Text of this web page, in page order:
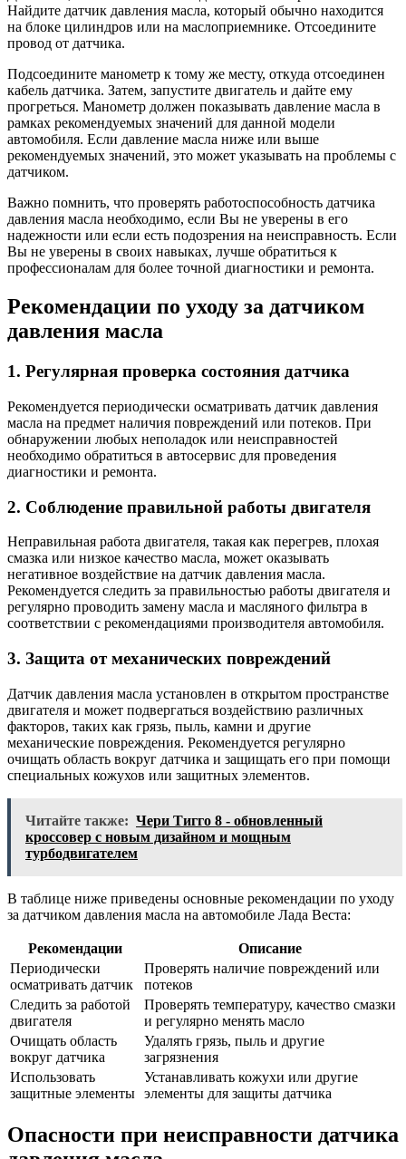
Найдите датчик давления масла, который обычно находится
на блоке цилиндров или на маслоприемнике. Отсоедините
провод от датчика.
Подсоедините манометр к тому же месту, откуда отсоединен
кабель датчика. Затем, запустите двигатель и дайте ему
прогреться. Манометр должен показывать давление масла в
рамках рекомендуемых значений для данной модели
автомобиля. Если давление масла ниже или выше
рекомендуемых значений, это может указывать на проблемы с
датчиком.
Важно помнить, что проверять работоспособность датчика
давления масла необходимо, если Вы не уверены в его
надежности или если есть подозрения на неисправность. Если
Вы не уверены в своих навыках, лучше обратиться к
профессионалам для более точной диагностики и ремонта.
Рекомендации по уходу за датчиком
давления масла
1. Регулярная проверка состояния датчика
Рекомендуется периодически осматривать датчик давления
масла на предмет наличия повреждений или потеков. При
обнаружении любых неполадок или неисправностей
необходимо обратиться в автосервис для проведения
диагностики и ремонта.
2. Соблюдение правильной работы двигателя
Неправильная работа двигателя, такая как перегрев, плохая
смазка или низкое качество масла, может оказывать
негативное воздействие на датчик давления масла.
Рекомендуется следить за правильностью работы двигателя и
регулярно проводить замену масла и масляного фильтра в
соответствии с рекомендациями производителя автомобиля.
3. Защита от механических повреждений
Датчик давления масла установлен в открытом пространстве
двигателя и может подвергаться воздействию различных
факторов, таких как грязь, пыль, камни и другие
механические повреждения. Рекомендуется регулярно
очищать область вокруг датчика и защищать его при помощи
специальных кожухов или защитных элементов.
Читайте также: Чери Тигго 8 - обновленный
кроссовер с новым дизайном и мощным
турбодвигателем
В таблице ниже приведены основные рекомендации по уходу
за датчиком давления масла на автомобиле Лада Веста:
Рекомендации
Описание
Периодически
осматривать датчик
Проверять наличие повреждений или
потеков
Следить за работой
двигателя
Проверять температуру, качество смазки
и регулярно менять масло
Очищать область
вокруг датчика
Удалять грязь, пыль и другие
загрязнения
Использовать
защитные элементы
Устанавливать кожухи или другие
элементы для защиты датчика
Опасности при неисправности датчика